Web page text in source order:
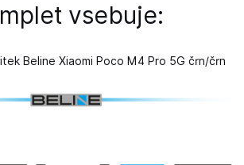
vsebuje:
Beline Xiaomi Poco M4 Pro 5G črn/črn